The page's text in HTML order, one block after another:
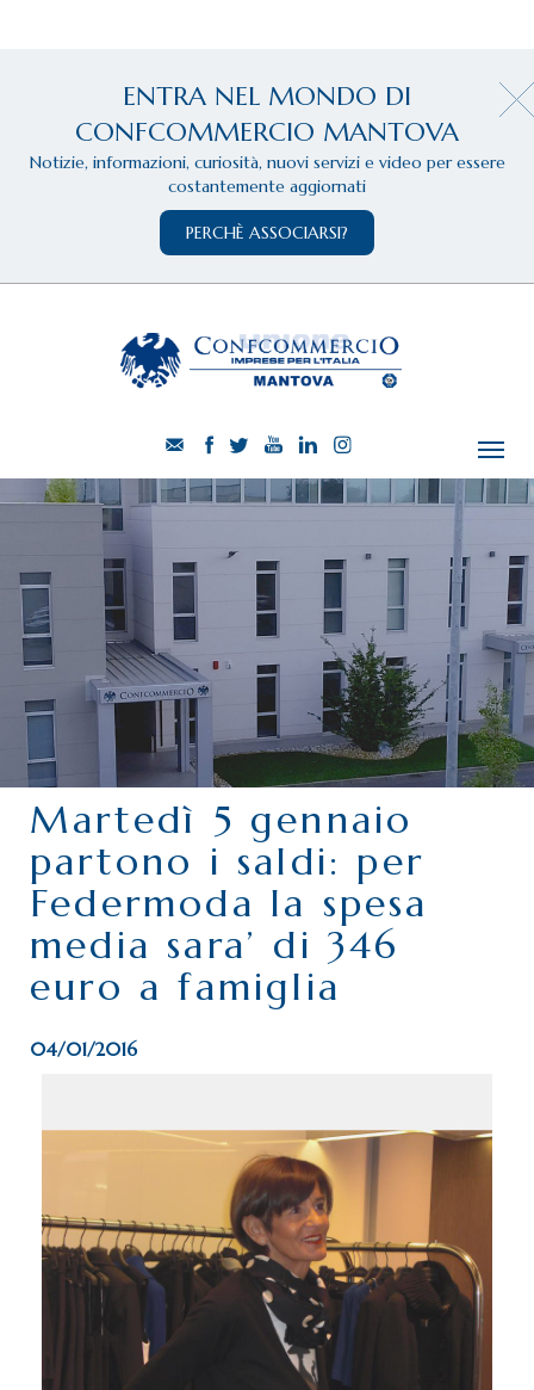
ENTRA NEL MONDO DI
CONFCOMMERCIO MANTOVA
Notizie, informazioni, curiosità, nuovi servizi e video per essere
costantemente aggiornati
PERCHÈ ASSOCIARSI?
CHI SIAMO
SERVIZI
CATEGORIE
DELEGAZIONI
ATTIVITÀ STORICHE
PERIODICO
PERCHÉ ASSOCIARSI?
DOVE SIAMO
CONTATTI
Martedì 5 gennaio
partono i saldi: per
Federmoda la spesa
media sara’ di 346
euro a famiglia
04/01/2016